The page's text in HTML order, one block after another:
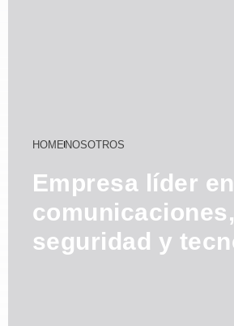
HOMENOSOTROS
Empresa líder en
comunicaciones,
seguridad y